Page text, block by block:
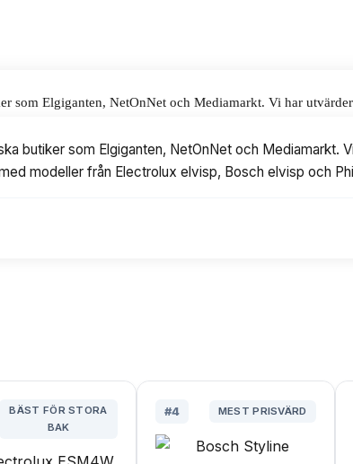
Elgiganten, NetOnNet och Mediamarkt. Vi har
butiker som Elgiganten, NetOnNet och Mediamarkt.
modeller från Electrolux elvisp, Bosch elvisp och
BÄST FÖR STORA
BAK
#4 MEST PRISVÄRD